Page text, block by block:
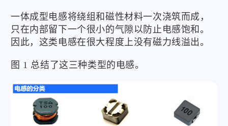
一体成型电感将绕组和磁性材料一次浇筑而成，
只在内部留下一个很小的气隙以防止电感饱和。
因此，这类电感在很大程度上没有磁力线溢出。
图 1 总结了这三种类型的电感。